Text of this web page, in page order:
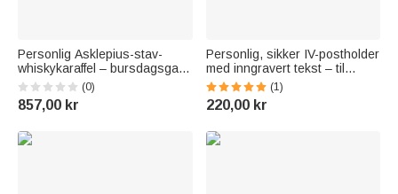
Personlig Asklepius-stav-
whiskykaraffel – bursdagsgave
til leger og whiskyentusiaster
(0)
857,00 kr
Personlig, sikker IV-postholder
med inngravert tekst – til
beredskap og
redningstjenester –
bursdagsgave til sykepleiere
(1)
220,00 kr